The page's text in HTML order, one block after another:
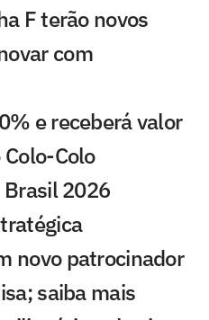
F terão novos
com
e receberá valor
Colo
Brasil 2026
novo patrocinador
saiba mais